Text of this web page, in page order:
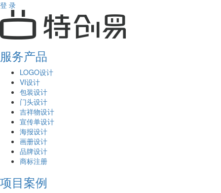
登 录
服务产品
LOGO设计
VI设计
包装设计
门头设计
吉祥物设计
宣传单设计
海报设计
画册设计
品牌设计
商标注册
项目案例